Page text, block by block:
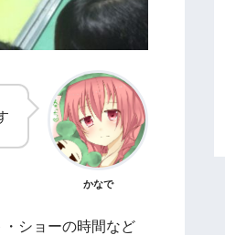
かなで
ショーの時間など